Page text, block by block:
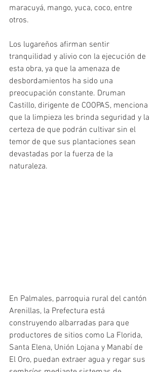
maracuyá, mango, yuca, coco, entre
otros.
Los lugareños afirman sentir
tranquilidad y alivio con la ejecución de
esta obra, ya que la amenaza de
desbordamientos ha sido una
preocupación constante. Druman
Castillo, dirigente de COOPAS, menciona
que la limpieza les brinda seguridad y la
certeza de que podrán cultivar sin el
temor de que sus plantaciones sean
devastadas por la fuerza de la
naturaleza.
En Palmales, parroquia rural del cantón
Arenillas, la Prefectura está
construyendo albarradas para que
productores de sitios como La Florida,
Santa Elena, Unión Lojana y Manabí de
El Oro, puedan extraer agua y regar sus